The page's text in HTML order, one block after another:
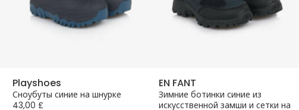
Playshoes
Сноубуты синие на шнурке
43,00 £
EN FANT
Зимние ботинки синие из
искусственной замши и сетки на